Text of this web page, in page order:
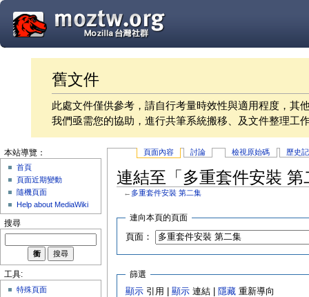
舊文件
此處文件僅供參考，請自行考量時效性與適用程度，其
我們亟需您的協助，進行共筆系統搬移、及文件整理工
頁面內容 討論 檢視原始碼 歷史
連結至「多重套件安裝 第
← 多重套件安裝 第二集
連向本頁的頁面
頁面：
篩選
顯示 引用 |顯示 連結 | 隱藏 重新導向
本站導覽：
首頁
頁面近期變動
隨機頁面
Help about MediaWiki
搜尋
工具:
特殊頁面